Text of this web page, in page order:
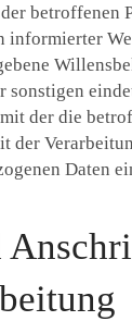
betroffenen
informierter
sonstigen
der die
der
Daten